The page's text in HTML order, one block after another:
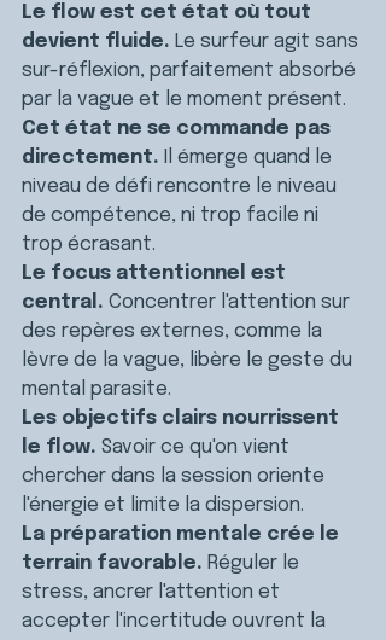
Le flow est cet état où tout
devient fluide. Le surfeur agit sans
sur-réflexion, parfaitement absorbé
par la vague et le moment présent.
Cet état ne se commande pas
directement. Il émerge quand le
niveau de défi rencontre le niveau
de compétence, ni trop facile ni
trop écrasant.
Le focus attentionnel est
central. Concentrer l'attention sur
des repères externes, comme la
lèvre de la vague, libère le geste du
mental parasite.
Les objectifs clairs nourrissent
le flow. Savoir ce qu'on vient
chercher dans la session oriente
l'énergie et limite la dispersion.
La préparation mentale crée le
terrain favorable. Réguler le
stress, ancrer l'attention et
accepter l'incertitude ouvrent la